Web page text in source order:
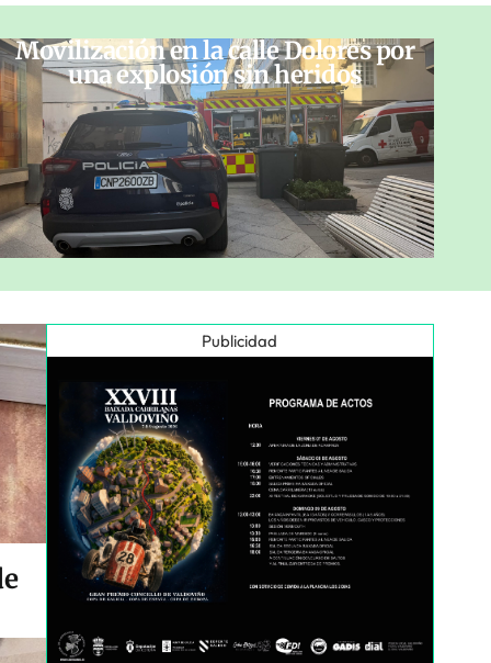
Movilización en la calle Dolores por
una explosión sin heridos
Publicidad